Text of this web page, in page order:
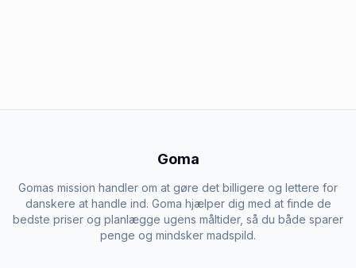
Goma
Gomas mission handler om at gøre det billigere og lettere for
danskere at handle ind. Goma hjælper dig med at finde de
bedste priser og planlægge ugens måltider, så du både sparer
penge og mindsker madspild.